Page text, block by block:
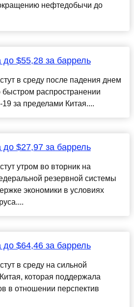
нефтедобычи до
$55,28 за баррель
в среду после падения днем
быстром распространении
за пределами Китая....
$27,97 за баррель
утром во вторник на
резервной системы
экономики в условиях
$64,46 за баррель
в среду на сильной
которая поддержала
в отношении перспектив